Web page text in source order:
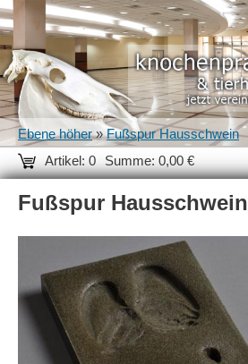
Artikel: 0 Summe: 0,00 €
Ebene höher»Fußspur Hausschwein
Fußspur Hausschwein